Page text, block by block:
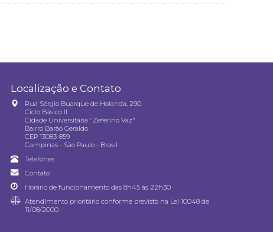
Localização e Contato
Rua Sérgio Buarque de Holanda, 290
Ciclo Básico II
Cidade Universitária "Zeferino Vaz"
Bairro Barão Geraldo
CEP 13083-859
Campinas - São Paulo - Brasil
Telefones
Contato
Horário de funcionamento das 8h45 às 22h30
Atendimento prioritário conforme previsto na Lei 10048 de
11/08/2000